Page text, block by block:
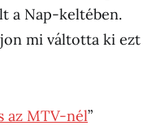
a Nap-keltében.
mi váltotta ki ezt
az MTV-nél”